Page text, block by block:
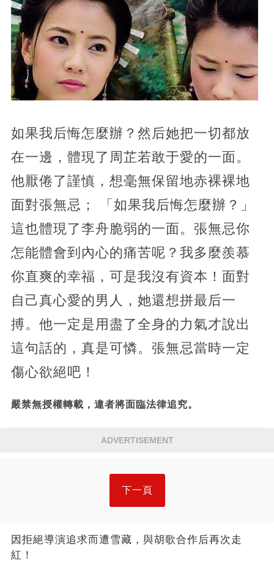
如果我后悔怎麼辦？然后她把一切都放
在一邊，體現了周芷若敢于愛的一面。
他厭倦了謹慎，想毫無保留地赤裸裸地
面對張無忌； 「如果我后悔怎麼辦？」
這也體現了李舟脆弱的一面。張無忌你
怎能體會到內心的痛苦呢？我多麼羨慕
你直爽的幸福，可是我沒有資本！面對
自己真心愛的男人，她還想拼最后一
搏。他一定是用盡了全身的力氣才說出
這句話的，真是可憐。張無忌當時一定
傷心欲絕吧！
嚴禁無授權轉載，違者將面臨法律追究。
ADVERTISEMENT
下一頁
因拒絕導演追求而遭雪藏，與胡歌合作后再次走
紅！